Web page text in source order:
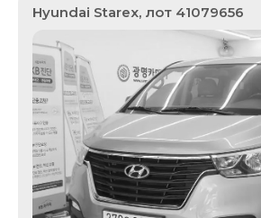
Hyundai Starex, лот 41079656